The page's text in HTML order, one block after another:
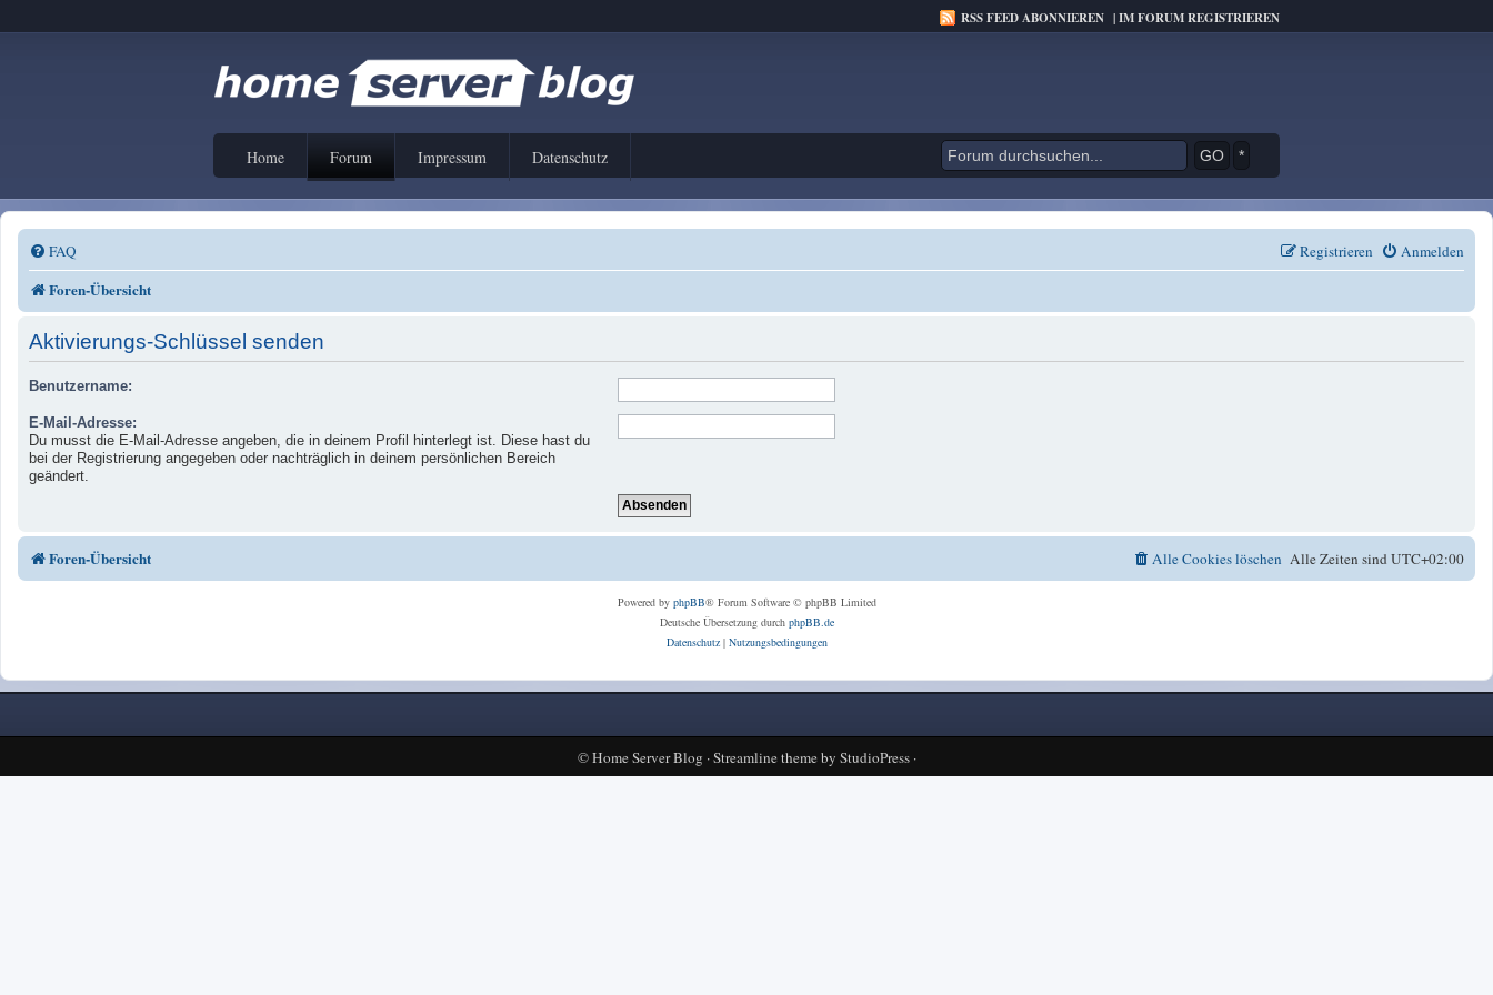
RSS FEED ABONNIEREN |IM FORUM REGISTRIEREN
Home Forum Impressum Datenschutz *
FAQ Anmelden
Registrieren
Foren-Übersicht
Aktivierungs-Schlüssel senden
Benutzername:
E-Mail-Adresse:
Du musst die E-Mail-Adresse angeben, die in deinem Profil hinterlegt ist. Diese hast du
bei der Registrierung angegeben oder nachträglich in deinem persönlichen Bereich
geändert.
Foren-Übersicht Alle Zeiten sindUTC+02:00
Alle Cookies löschen
Powered by phpBB® Forum Software © phpBB Limited
Deutsche Übersetzung durch phpBB.de
Datenschutz| Nutzungsbedingungen
©Home Server Blog ·Streamline themeby StudioPress·